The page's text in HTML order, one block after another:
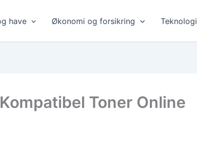
have Økonomi og forsikring Teknologi
Toner Online